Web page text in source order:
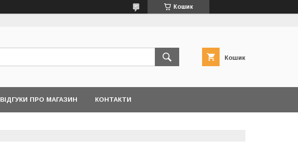
Кошик
Кошик
ВІДГУКИ ПРО МАГАЗИН КОНТАКТИ